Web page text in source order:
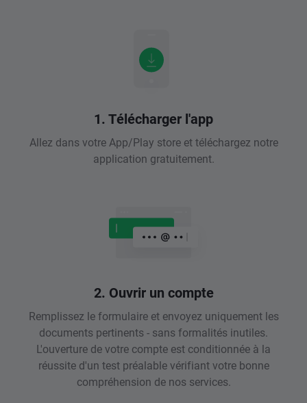
1. Télécharger l'app
Allez dans votre App/Play store et téléchargez notre
application gratuitement.
2. Ouvrir un compte
Remplissez le formulaire et envoyez uniquement les
documents pertinents - sans formalités inutiles.
L'ouverture de votre compte est conditionnée à la
réussite d'un test préalable vérifiant votre bonne
compréhension de nos services.